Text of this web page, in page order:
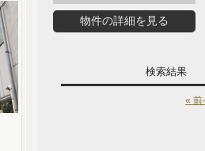
物件の詳細を見る
検索結果
« 前